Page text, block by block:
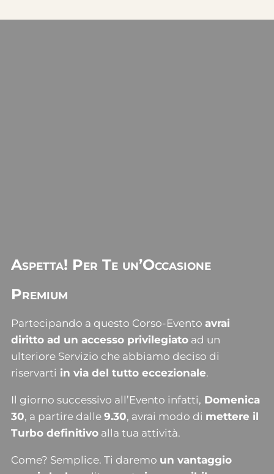
Aspetta! Per Te un’Occasione
Premium
Partecipando a questo Corso-Evento avrai
diritto ad un accesso privilegiatoad un
ulteriore Servizio che abbiamo deciso di
riservarti in via del tutto eccezionale.
Il giorno successivo all’Evento infatti, Domenica
30, a partire dalle 9.30, avrai modo di mettere il
Turbo definitivoalla tua attività.
Come? Semplice. Ti daremo un vantaggio